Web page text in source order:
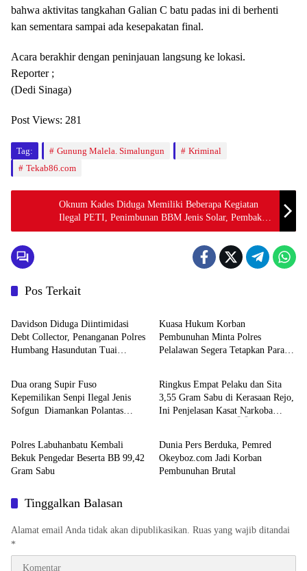
bahwa aktivitas tangkahan Galian C batu padas ini di berhenti
kan sementara sampai ada kesepakatan final.
Acara berakhir dengan peninjauan langsung ke lokasi.
Reporter ;
(Dedi Sinaga)
Post Views: 281
Tag: Gunung Malela. Simalungun
Kriminal
Tekab86.com
Oknum Kades Diduga Memiliki Beberapa Kegiatan
Ilegal PETI, Penimbunan BBM Jenis Solar, Pembakar
Emas Ilegal dan Dana Bumdes.
Pos Terkait
Berita
Davidson Diduga Diintimidasi
Debt Collector, Penanganan Polres
Humbang Hasundutan Tuai
Kuasa Hukum Korban
Pembunuhan Minta Polres
Pelalawan Segera Tetapkan Para
Kriminal
Dua orang Supir Fuso
Kepemilikan Senpi Ilegal Jenis
Sofgun Diamankan Polantas
Kriminal
Ringkus Empat Pelaku dan Sita
3,55 Gram Sabu di Kerasaan Rejo,
Ini Penjelasan Kasat Narkoba
Kriminal
Polres Labuhanbatu Kembali
Bekuk Pengedar Beserta BB 99,42
Gram Sabu
Kriminal
Dunia Pers Berduka, Pemred
Okeyboz.com Jadi Korban
Pembunuhan Brutal
Tinggalkan Balasan
Alamat email Anda tidak akan dipublikasikan. Ruas yang wajib ditandai
*